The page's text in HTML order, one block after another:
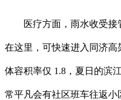
医疗方面，雨水收受接
在这里，可快速进入同济高
体容积率仅 1.8，夏日的滨
常平凡会有社区班车往返小